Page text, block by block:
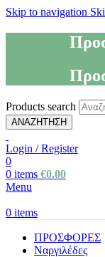
Skip to navigation
Products search
ΑΝΑΖΗΤΗΣΗ
Login / Register
0
0 items €0.00
Menu
0 items
ΠΡΟΣΦΟΡΕΣ
Ναργιλέδες